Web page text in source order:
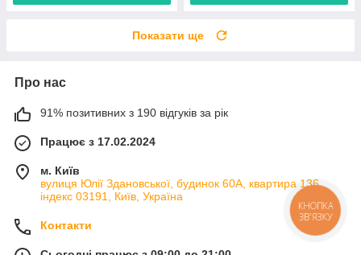
Показати ще
Про нас
91% позитивних з 190 відгуків за рік
Працює з 17.02.2024
м. Київ
вулиця Юлії Здановської, будинок 60А, квартира 136,
індекс 03191, Київ, Україна
Контакти
КНОПКА
ЗВ'ЯЗКУ